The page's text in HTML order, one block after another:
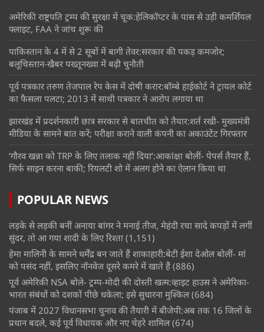
अमेरिकी राष्ट्रपति ट्रम्प की सुरक्षा में चूक:हेलिकॉप्टर के पास से उड़ी कमर्शियल
फ्लाइट, FAA ने जांच शुरू की
पाकिस्तान के 4 में से 2 सूबों में बागी तेवर:सरकार की पकड़ कमजोर;
बलूचिस्तान-खैबर पख्तूनख्वा में बढ़ी चुनौती
पूर्व पत्रकार तरुण तेजपाल रेप केस में दोषी करार:बॉम्बे हाईकोर्ट ने ट्रायल कोर्ट
का फैसला पलटा; 2013 में साथी पत्रकार ने आरोप लगाया था
झारखंड में प्रदर्शनकारी छात्र सरकार से बातचीत को तैयार:शर्त रखी- मुख्यमंत्री
मीडिया के सामने बात करें; परीक्षा कराने वाली कंपनी का अकाउंटेंट गिरफ्तार
‘गौरव खन्ना को TRP के लिए तलाक नहीं दिया’:आकांक्षा बोलीं- पेपर्स तैयार हैं,
सिर्फ साइन करना बाकी; रियलटी शो में अलग होने का ऐलान किया था
POPULAR NEWS
लड़के से लड़की बनीं अनाया बांगर ने मनाई तीज, मेहंदी रचा सादे कपड़ों में लगीं
सुंदर, तो आ गया शादी के लिए रिश्ता (1,151)
हेमा मालिनी के सामने धर्मेंद्र बन जाते हैं शाकाहारी:बेटी ईशा देओल बोलीं- मां
को पसंद नहीं, इसलिए नॉनवेज दूसरे कमरे में खाते हैं (886)
पूर्व अमेरिकी NSA बोले- ट्रम्प-मोदी की दोस्ती खत्म:व्हाइट हाउस ने अमेरिका-
भारत संबंधों को दशकों पीछे धकेला; इसे सुधारना मुश्किल (684)
पंजाब में 2027 विधानसभा चुनाव की तैयारी में बीजेपी:अब तक 16 जिलों के
प्रधान बदले, कई पूर्व विधायक और नए चेहरे शामिल (674)